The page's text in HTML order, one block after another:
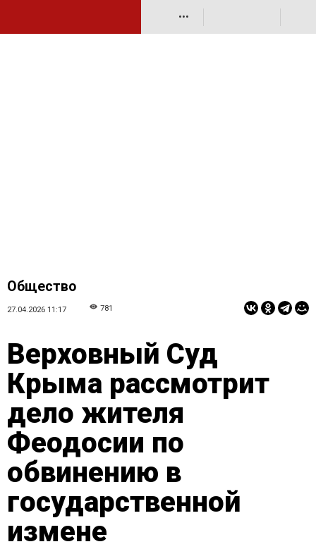
•••
Общество
27.04.2026 11:17 781
Верховный Суд
Крыма рассмотрит
дело жителя
Феодосии по
обвинению в
государственной
измене